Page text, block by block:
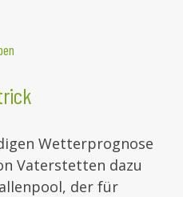
Wetterprognose
Vaterstetten dazu
der für